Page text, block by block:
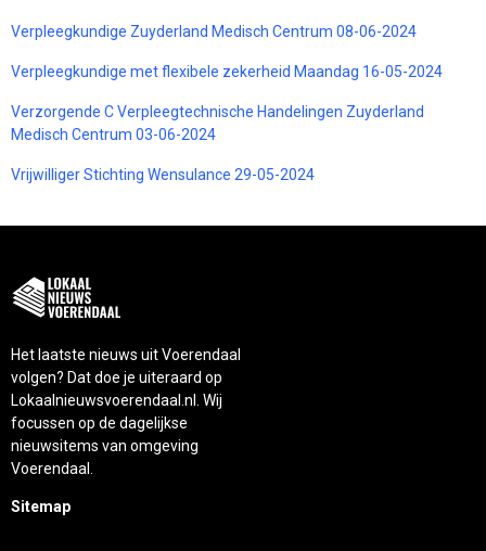
Verpleegkundige Zuyderland Medisch Centrum 08-06-2024
Verpleegkundige met flexibele zekerheid Maandag 16-05-2024
Verzorgende C Verpleegtechnische Handelingen Zuyderland
Medisch Centrum 03-06-2024
Vrijwilliger Stichting Wensulance 29-05-2024
Het laatste nieuws uit Voerendaal
volgen? Dat doe je uiteraard op
Lokaalnieuwsvoerendaal.nl. Wij
focussen op de dagelijkse
nieuwsitems van omgeving
Voerendaal.
Sitemap